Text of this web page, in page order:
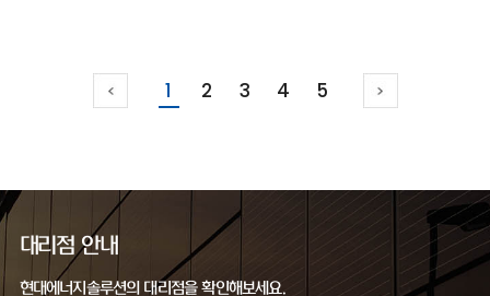
1 2 3 4 5
대리점 안내
현대에너지솔루션의 대리점을 확인해보세요.